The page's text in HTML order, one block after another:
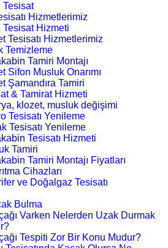
Tesisat
Hizmetlerimiz
Tesisat Hizmeti
Tesisatı Hizmetlerimiz
Temizleme
Tamiri Montajı
Sifon Musluk Onarımı
Şamandıra Tamiri
& Tamirat Hizmeti
klozet, musluk değişimi
Tesisatı Yenileme
Tesisatı Yenileme
Tesisatı Hizmeti
Tamiri
Tamiri Montajı Fiyatları
Cihazları
ve Doğalgaz Tesisatı
Bulma
Varken Nelerden Uzak Durmak
Tespiti Zor Bir Konu Mudur?